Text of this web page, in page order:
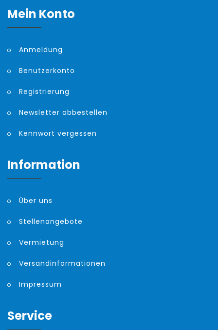
Mein Konto
Anmeldung
Benutzerkonto
Registrierung
Newsletter abbestellen
Kennwort vergessen
Information
Über uns
Stellenangebote
Vermietung
Versandinformationen
Impressum
Service